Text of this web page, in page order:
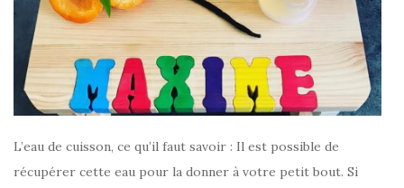
L’eau de cuisson, ce qu’il faut savoir : Il est possible de
récupérer cette eau pour la donner à votre petit bout. Si